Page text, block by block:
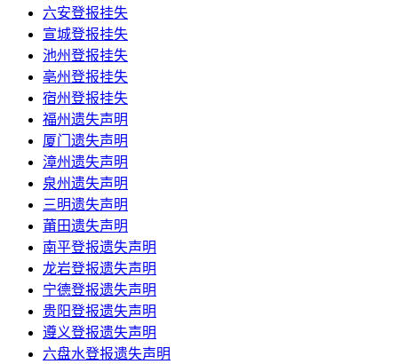
六安登报挂失
宣城登报挂失
池州登报挂失
亳州登报挂失
宿州登报挂失
福州遗失声明
厦门遗失声明
漳州遗失声明
泉州遗失声明
三明遗失声明
莆田遗失声明
南平登报遗失声明
龙岩登报遗失声明
宁德登报遗失声明
贵阳登报遗失声明
遵义登报遗失声明
六盘水登报遗失声明